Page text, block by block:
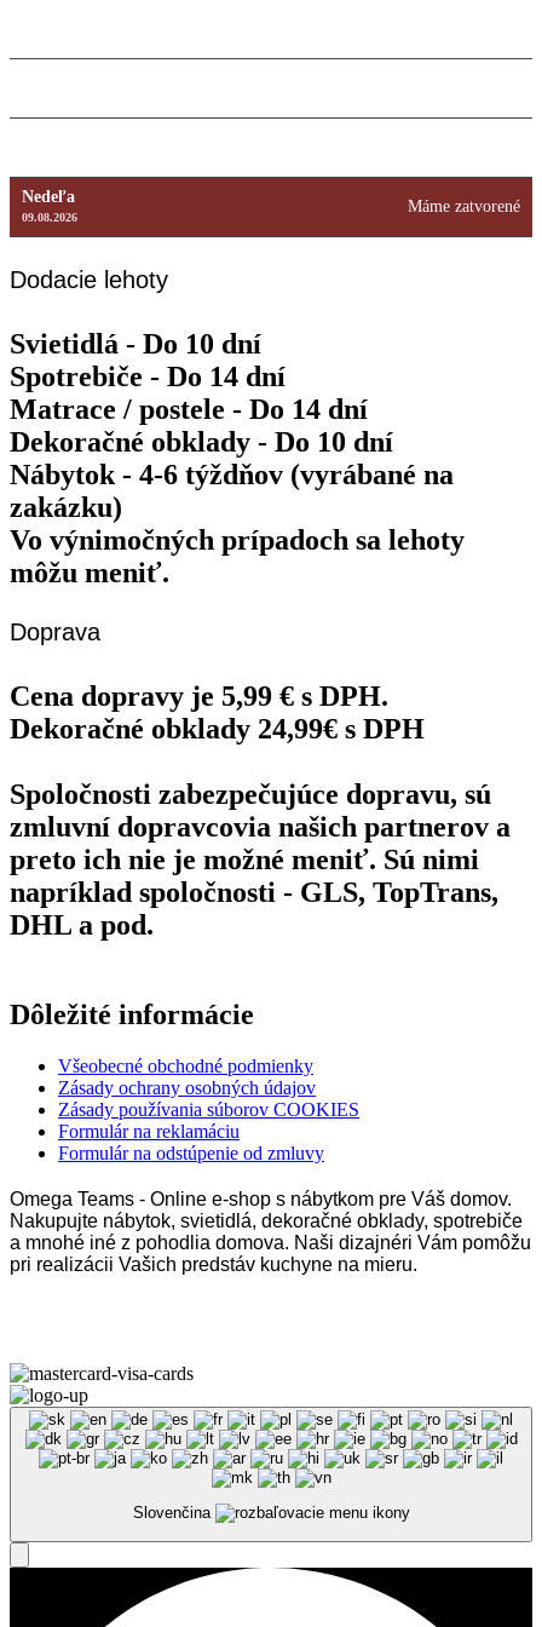
Nedeľa
09.08.2026
Máme zatvorené
Dodacie lehoty
Svietidlá - Do 10 dní
Spotrebiče - Do 14 dní
Matrace / postele - Do 14 dní
Dekoračné obklady - Do 10 dní
Nábytok - 4-6 týždňov (vyrábané na
zakázku)
Vo výnimočných prípadoch sa lehoty
môžu meniť.
Doprava
Cena dopravy je 5,99 € s DPH.
Dekoračné obklady 24,99€ s DPH
Spoločnosti zabezpečujúce dopravu, sú
zmluvní dopravcovia našich partnerov a
preto ich nie je možné meniť. Sú nimi
napríklad spoločnosti - GLS, TopTrans,
DHL a pod.
Dôležité informácie
Všeobecné obchodné podmienky
Zásady ochrany osobných údajov
Zásady používania súborov COOKIES
Formulár na reklamáciu
Formulár na odstúpenie od zmluvy
Omega Teams - Online e-shop s nábytkom pre Váš domov.
Nakupujte nábytok, svietidlá, dekoračné obklady, spotrebiče
a mnohé iné z pohodlia domova. Naši dizajnéri Vám pomôžu
pri realizácii Vašich predstáv kuchyne na mieru.
Slovenčina